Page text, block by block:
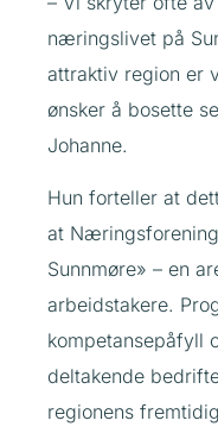
næringslivet på
attraktiv region er
ønsker å bosette
Johanne.
Hun forteller at
at
Sunnmøre» – en
arbeidstakere.
kompetansepåfyll
deltakende
regionens